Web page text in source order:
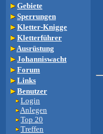
Gebiete
Sperrungen
Kletter-Knigge
Kletterführer
Ausrüstung
Johanniswacht
Forum
Links
Benutzer
Login
Anlegen
Top 20
Treffen